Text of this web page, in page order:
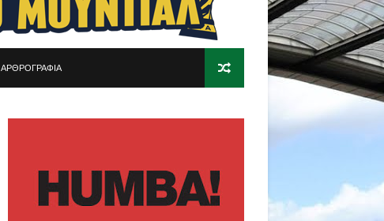
ΑΡΘΡΟΓΡΑΦΙΑ